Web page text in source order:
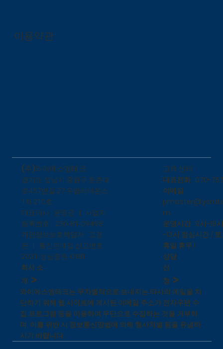
이용약관
와이에스엠테크는 무차별적으로 보내지는 타사의 메일을 차
단하기 위해 웹 사이트에 게시된 이메일 주소가 전자우편 수
집 프로그램 등을 이용하여 무단으로 수집하는 것을 거부하
며, 이를 위반 시 정보통신망법에 의해 형사처벌 됨을 유념하
시기 바랍니다.
(주)와이에스엠테크
​경기도 성남시 중원구 둔촌대
로457번길 27 우림라이온스
1차 210호
대표이사 : 윤명균 | 사업자
등록번호 : 230-81-09498
개인정보보호책임자 : 고경
은 | 통신판매업 신고번호 :
2021-성남중원-0181
회사 소
개 >
​고객 센터
대표전화 : 070-
이메일 :
m
운영시간 : 9시~18
~13시 점심시간 /
휴일 휴무)
상담
신
청 >